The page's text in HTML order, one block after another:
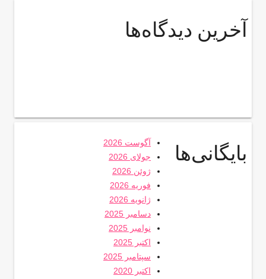
آخرین دیدگاه‌ها
بایگانی‌ها
آگوست 2026
جولای 2026
ژوئن 2026
فوریه 2026
ژانویه 2026
دسامبر 2025
نوامبر 2025
اکتبر 2025
سپتامبر 2025
اکتبر 2020